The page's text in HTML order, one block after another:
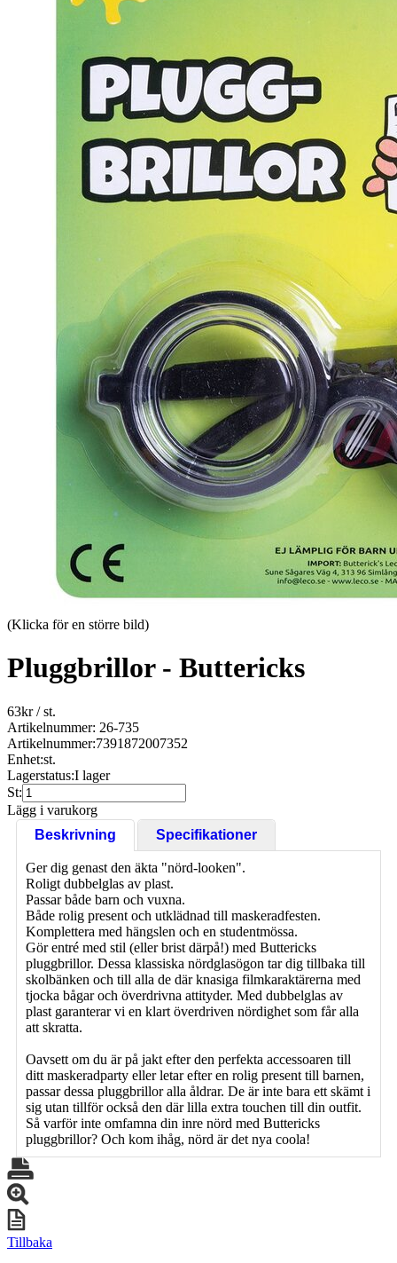
(Klicka för en större bild)
Pluggbrillor - Buttericks
63kr/ st.
Artikelnummer: 26-735
Artikelnummer:7391872007352
Enhet:st.
Lagerstatus:I lager
St:
Lägg i varukorg
Beskrivning
Specifikationer
Ger dig genast den äkta "nörd-looken".
Roligt dubbelglas av plast.
Passar både barn och vuxna.
Både rolig present och utklädnad till maskeradfesten.
Komplettera med hängslen och en studentmössa.
Gör entré med stil (eller brist därpå!) med Buttericks
pluggbrillor. Dessa klassiska nördglasögon tar dig tillbaka till
skolbänken och till alla de där knasiga filmkaraktärerna med
tjocka bågar och överdrivna attityder. Med dubbelglas av
plast garanterar vi en klart överdriven nördighet som får alla
att skratta.
Oavsett om du är på jakt efter den perfekta accessoaren till
ditt maskeradparty eller letar efter en rolig present till barnen,
passar dessa pluggbrillor alla åldrar. De är inte bara ett skämt i
sig utan tillför också den där lilla extra touchen till din outfit.
Så varför inte omfamna din inre nörd med Buttericks
pluggbrillor? Och kom ihåg, nörd är det nya coola!
Tillbaka